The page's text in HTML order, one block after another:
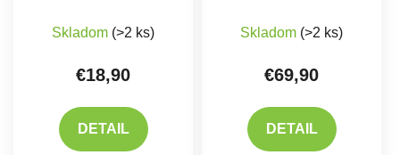
Skladom (>2 ks)
€18,90
DETAIL
Skladom (>2 ks)
€69,90
DETAIL